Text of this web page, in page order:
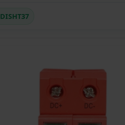
DISHT37